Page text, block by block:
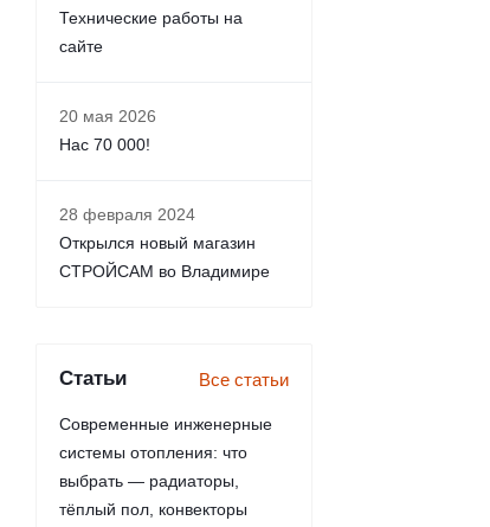
Технические работы на
сайте
20 мая 2026
Нас 70 000!
28 февраля 2024
Открылся новый магазин
СТРОЙСАМ во Владимире
Статьи Все статьи
Современные инженерные
системы отопления: что
выбрать — радиаторы,
тёплый пол, конвекторы